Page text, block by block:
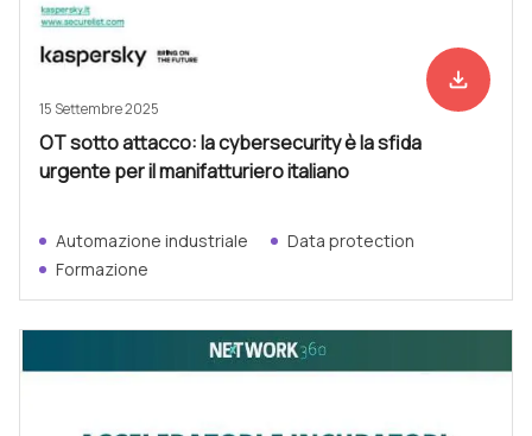
Scarica
file_download
15 Settembre 2025
OT sotto attacco: la cybersecurity è la sfida
urgente per il manifatturiero italiano
Automazione industriale
Data protection
Formazione